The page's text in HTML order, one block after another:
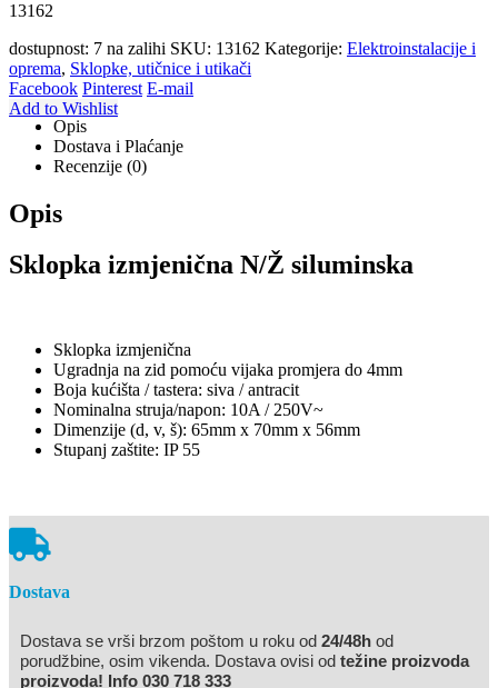
13162
dostupnost: 7 na zalihi SKU: 13162 Kategorije: Elektroinstalacije i
oprema, Sklopke, utičnice i utikači
Facebook Pinterest E-mail
Add to Wishlist
Opis
Dostava i Plaćanje
Recenzije (0)
Opis
Sklopka izmjenična N/Ž siluminska
Sklopka izmjenična
Ugradnja na zid pomoću vijaka promjera do 4mm
Boja kućišta / tastera: siva / antracit
Nominalna struja/napon: 10A / 250V~
Dimenzije (d, v, š): 65mm x 70mm x 56mm
Stupanj zaštite: IP 55
Dostava
Dostava se vrši brzom poštom u roku od 24/48h od
porudžbine, osim vikenda. Dostava ovisi od težine proizvoda
proizvoda! Info 030 718 333